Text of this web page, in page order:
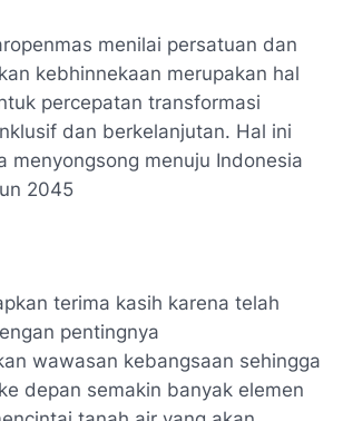
menilai persatuan dan
kebhinnekaan merupakan hal
percepatan transformasi
dan berkelanjutan. Hal ini
menyongsong menuju Indonesia
2045
terima kasih karena telah
pentingnya
wawasan kebangsaan sehingga
depan semakin banyak elemen